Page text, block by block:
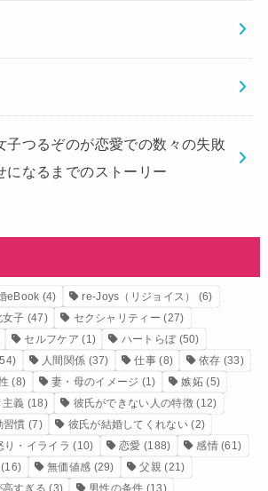
子つるぞのが恋愛での数々の失敗
になるまでのストーリー
eBook (4) re-Joys（リジョイス）
(6)
女子 (47) セクシャリティー (27)
セルフケア (1) ハートらぼ(50)
人間関係 (37) 仕事 (8) 依存 (33)
(8) 妻・母のイメージ (1) 嫉妬(5)
主義 (18) 彼氏ができない人の特徴(12)
習慣 (7) 彼氏が結婚してくれない(2)
り・イライラ (10) 恋愛 (188) 感情(61)
無価値感 (29) 父親 (21)